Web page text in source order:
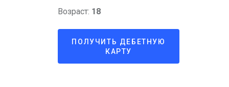
Возраст: 18
ПОЛУЧИТЬ ДЕБЕТНУЮ
КАРТУ